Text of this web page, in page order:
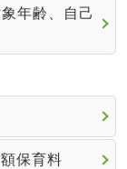
年齢、自己
保育料